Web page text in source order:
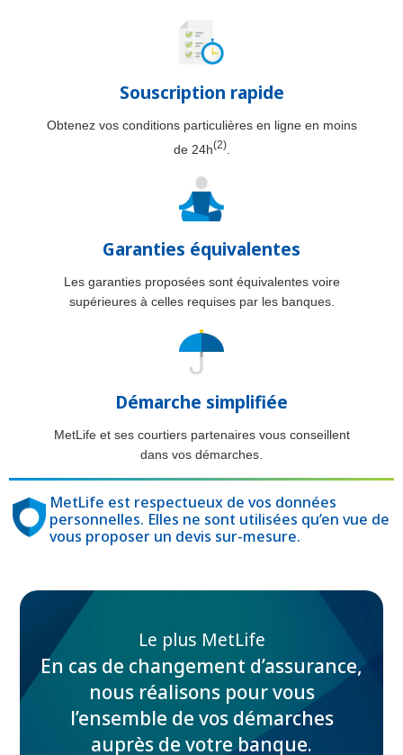
Souscription rapide
Obtenez vos conditions particulières en ligne en moins
de 24h(2).
Garanties équivalentes
Les garanties proposées sont équivalentes voire
supérieures à celles requises par les banques.
Démarche simplifiée
MetLife et ses courtiers partenaires vous conseillent
dans vos démarches.
MetLife est respectueux de vos données
personnelles. Elles ne sont utilisées qu’en vue de
vous proposer un devis sur-mesure.
Le plus MetLife
En cas de changement d’assurance,
nous réalisons pour vous
l’ensemble de vos démarches
auprès de votre banque.